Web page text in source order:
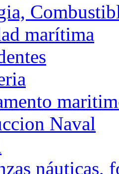
marítima
Naval
náuticas,